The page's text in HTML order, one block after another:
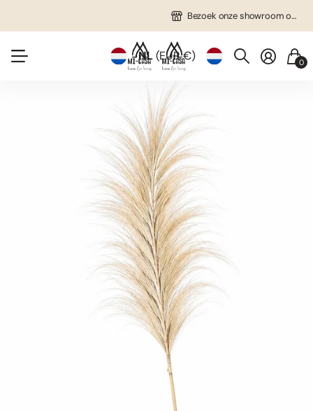
Bezoek onze showroom op afspraak!
NL(EUR €) 0